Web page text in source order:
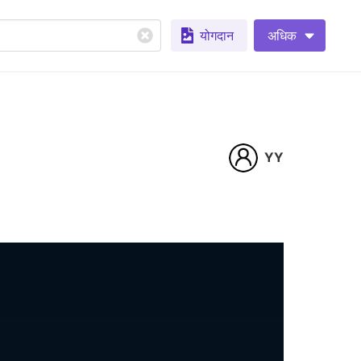
योगदान अधिक
YY